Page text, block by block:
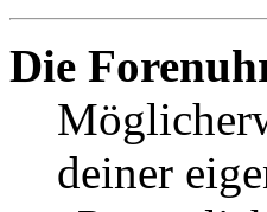
Die
deiner